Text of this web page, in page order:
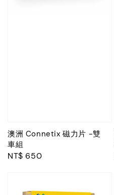
澳洲 Connetix 磁力片 -雙
車組
Regular
NT$ 650